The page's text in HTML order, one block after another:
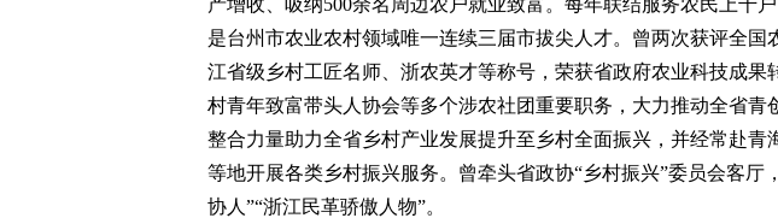
产增收、吸纳500余名周边农户就业致富。每年联结服务农民上千
是台州市农业农村领域唯一连续三届市拔尖人才。曾两次获评全国
江省级乡村工匠名师、浙农英才等称号，荣获省政府农业科技成果
村青年致富带头人协会等多个涉农社团重要职务，大力推动全省青
整合力量助力全省乡村产业发展提升至乡村全面振兴，并经常赴青
等地开展各类乡村振兴服务。曾牵头省政协“乡村振兴”委员会客厅
协人”“浙江民革骄傲人物”。